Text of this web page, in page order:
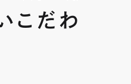
こだわ